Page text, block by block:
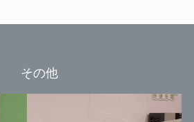
その他